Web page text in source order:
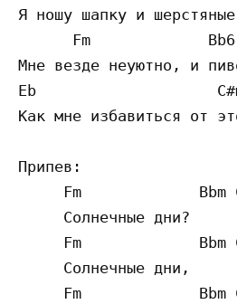
Я ношу шапку и
Fm
Мне везде неуютно, и
Eb                    C#m
Как мне избавиться от
Припев:
Fm             Bbm
     Солнечные дни?
Fm             Bbm
     Солнечные дни,
Fm             Bbm